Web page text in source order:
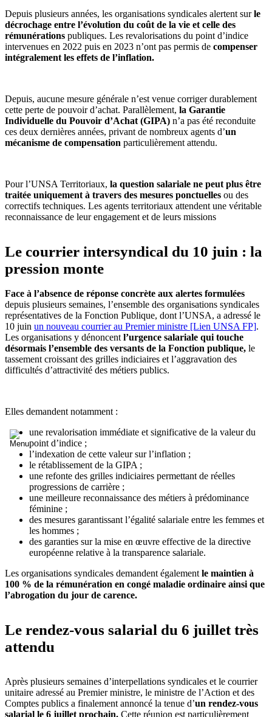
Depuis plusieurs années, les organisations syndicales alertent surle
décrochage entre l’évolution du coût de la vie et celle des
rémunérations publiques. Les revalorisations du point d’indice
intervenues en 2022 puis en 2023 n’ont pas permis de compenser
intégralement les effets de l’inflation.
Depuis, aucune mesure générale n’est venue corriger durablement
cette perte de pouvoir d’achat. Parallèlement, la Garantie
Individuelle du Pouvoir d’Achat (GIPA) n’a pas été reconduite
ces deux dernières années, privant de nombreux agents d’un
mécanisme de compensation particulièrement attendu.
Pour l’UNSA Territoriaux, la question salariale ne peut plus être
traitée uniquement à travers des mesures ponctuelles ou des
correctifs techniques. Les agents territoriaux attendent une véritable
reconnaissance de leur engagement et de leurs missions
Le courrier intersyndical du 10 juin : la
pression monte
Face à l’absence de réponse concrète aux alertes formulées
depuis plusieurs semaines, l’ensemble des organisations syndicales
représentatives de la Fonction Publique, dont l’UNSA, a adressé le
10 juin un nouveau courrier au Premier ministre [Lien UNSA FP].
Les organisations y dénoncent l’urgence salariale qui touche
désormais l’ensemble des versants de la Fonction publique, le
tassement croissant des grilles indiciaires et l’aggravation des
difficultés d’attractivité des métiers publics.
Elles demandent notamment :
une revalorisation immédiate et significative de la valeur du
point d’indice ;
l’indexation de cette valeur sur l’inflation ;
le rétablissement de la GIPA ;
une refonte des grilles indiciaires permettant de réelles
progressions de carrière ;
une meilleure reconnaissance des métiers à prédominance
féminine ;
des mesures garantissant l’égalité salariale entre les femmes et
les hommes ;
des garanties sur la mise en œuvre effective de la directive
européenne relative à la transparence salariale.
Les organisations syndicales demandent également le maintien à
100 % de la rémunération en congé maladie ordinaire ainsi que
l’abrogation du jour de carence.
Le rendez-vous salarial du 6 juillet très
attendu
Après plusieurs semaines d’interpellations syndicales et le courrier
unitaire adressé au Premier ministre, le ministre de l’Action et des
Comptes publics a finalement annoncé la tenue d’un rendez-vous
salarial le 6 juillet prochain. Cette réunion est particulièrement